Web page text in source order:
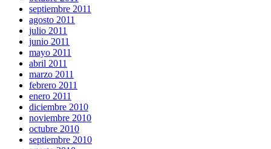
septiembre 2011
agosto 2011
julio 2011
junio 2011
mayo 2011
abril 2011
marzo 2011
febrero 2011
enero 2011
diciembre 2010
noviembre 2010
octubre 2010
septiembre 2010